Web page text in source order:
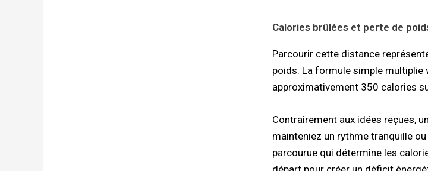
Calories brûlées et perte de
Parcourir cette distance
poids. La formule simple multiplie
approximativement 350 calories
Contrairement aux idées reçues,
mainteniez un rythme tranquille
parcourue qui détermine les